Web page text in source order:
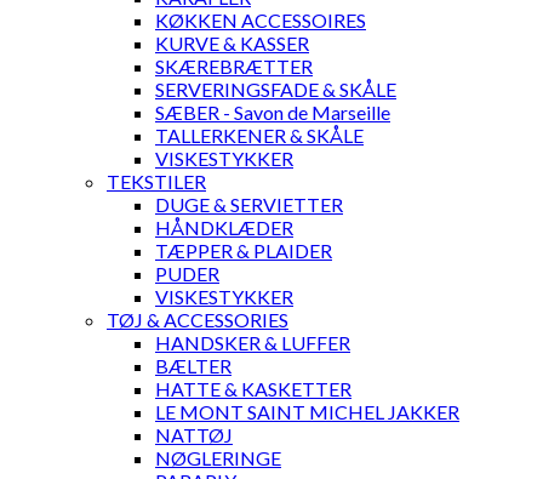
KØKKEN ACCESSOIRES
KURVE & KASSER
SKÆREBRÆTTER
SERVERINGSFADE & SKÅLE
SÆBER - Savon de Marseille
TALLERKENER & SKÅLE
VISKESTYKKER
TEKSTILER
DUGE & SERVIETTER
HÅNDKLÆDER
TÆPPER & PLAIDER
PUDER
VISKESTYKKER
TØJ & ACCESSORIES
HANDSKER & LUFFER
BÆLTER
HATTE & KASKETTER
LE MONT SAINT MICHEL JAKKER
NATTØJ
NØGLERINGE